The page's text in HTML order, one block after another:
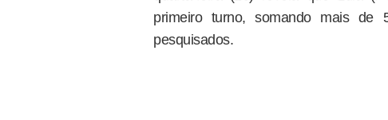
primeiro turno, somando mais de
pesquisados.